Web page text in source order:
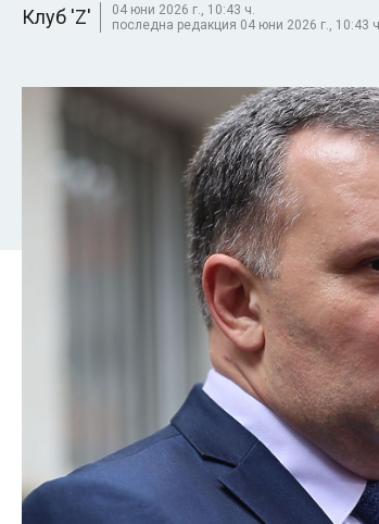
Клуб 'Z'
04 юни 2026 г., 10:43 ч.
последна редакция 04 юни 2026 г., 10:43